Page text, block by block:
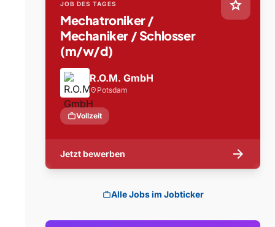
star
JOB DES TAGES
Mechatroniker /
Mechaniker / Schlosser
(m/w/d)
R.O.M. GmbH
location_on Potsdam
workVollzeit
Jetzt bewerben arrow_forward
workAlle Jobs im Jobticker